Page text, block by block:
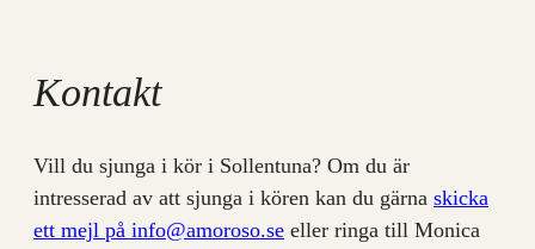
Kontakt
Vill du sjunga i kör i Sollentuna? Om du är
intresserad av att sjunga i kören kan du gärna skicka
ett mejl på info@amoroso.se eller ringa till Monica